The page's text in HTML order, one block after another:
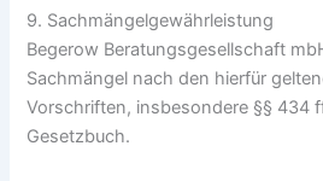
9. Sachmängelgewährleistung
Begerow Beratungsgesellschaft
Sachmängel nach den hierfür
Vorschriften, insbesondere §§ 434
Gesetzbuch.